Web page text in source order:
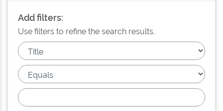
Add filters:
Use filters to refine the search results.